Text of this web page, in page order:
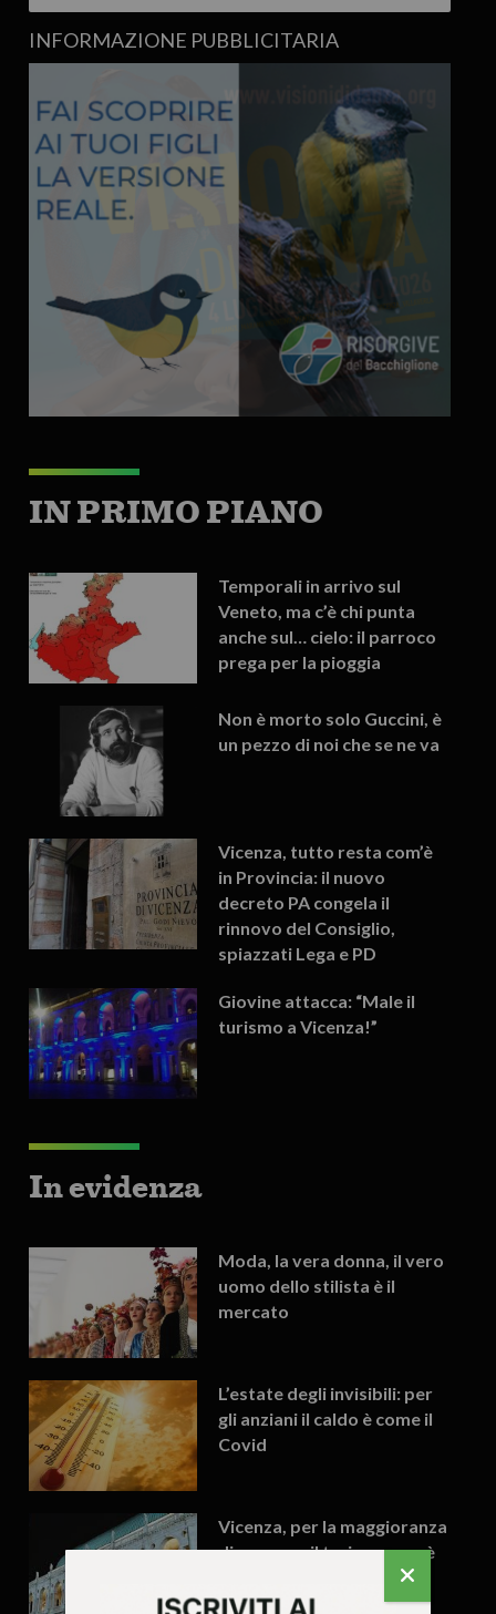
INFORMAZIONE PUBBLICITARIA
IN PRIMO PIANO
Temporali in arrivo sul
Veneto, ma c’è chi punta
anche sul… cielo: il parroco
prega per la pioggia
Non è morto solo Guccini, è
un pezzo di noi che se ne va
Vicenza, tutto resta com’è
in Provincia: il nuovo
decreto PA congela il
rinnovo del Consiglio,
spiazzati Lega e PD
Giovine attacca: “Male il
turismo a Vicenza!”
In evidenza
Moda, la vera donna, il vero
uomo dello stilista è il
mercato
L’estate degli invisibili: per
gli anziani il caldo è come il
Covid
Vicenza, per la maggioranza
di governo il turismo non è